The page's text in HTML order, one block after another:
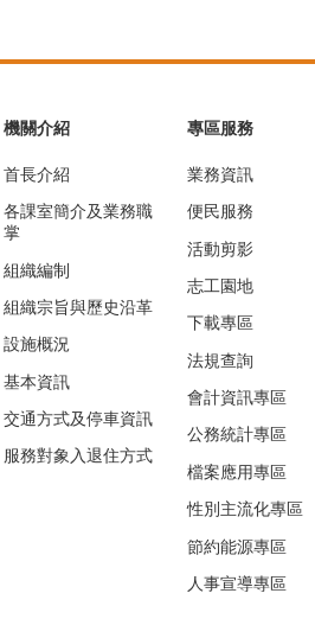
機關介紹
首長介紹
各課室簡介及業務職
掌
組織編制
組織宗旨與歷史沿革
設施概況
基本資訊
交通方式及停車資訊
服務對象入退住方式
專區服務
業務資訊
便民服務
活動剪影
志工園地
下載專區
法規查詢
會計資訊專區
公務統計專區
檔案應用專區
性別主流化專區
節約能源專區
人事宣導專區